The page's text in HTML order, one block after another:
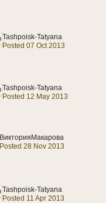
Tashpoisk-Tatyana
Posted 07 Oct 2013
Tashpoisk-Tatyana
Posted 12 May 2013
ВикторияМакарова
Posted 28 Nov 2013
Tashpoisk-Tatyana
Posted 11 Apr 2013